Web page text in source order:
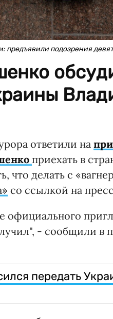
предъявили подозрения
ответили на
приехать в
что делать с
со ссылкой на
официального
- сообщили в
передать